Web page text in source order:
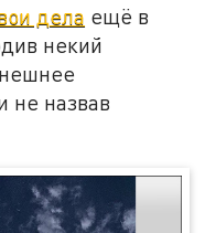
дела ещё в
некий
не назвав